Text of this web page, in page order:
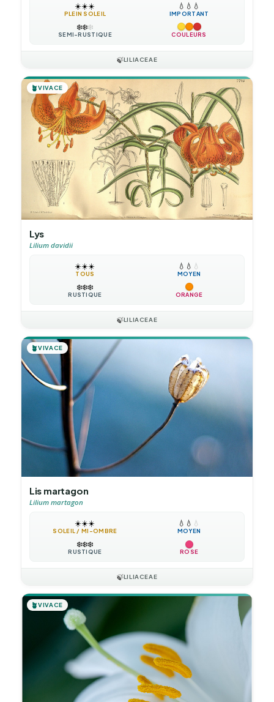
☀️☀️☀️
PLEIN SOLEIL
💧 💧 💧
IMPORTANT
❄️❄️❄️
SEMI-RUSTIQUE COULEURS
🍃LILIACEAE
🪴VIVACE
Lys
Lilium davidii
☀️☀️☀️
TOUS
💧 💧 💧
MOYEN
❄️❄️❄️
RUSTIQUE ORANGE
🍃LILIACEAE
🪴VIVACE
Lis martagon
Lilium martagon
☀️☀️☀️
SOLEIL / MI-OMBRE
💧 💧 💧
MOYEN
❄️❄️❄️
RUSTIQUE ROSE
🍃LILIACEAE
🪴VIVACE